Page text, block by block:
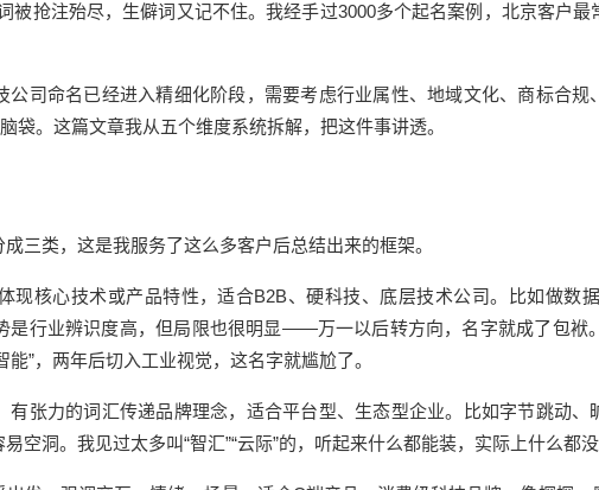
被抢注殆尽，生僻词又记不住。我经手过3000多个起名案例，北京客户最
公司命名已经进入精细化阶段，需要考虑行业属性、地域文化、商标合规
袋。这篇文章我从五个维度系统拆解，把这件事讲透。
三类，这是我服务了这么多客户后总结出来的框架。
现核心技术或产品特性，适合B2B、硬科技、底层技术公司。比如做数
是行业辨识度高，但局限也很明显——万一以后转方向，名字就成了包袱
”，两年后切入工业视觉，这名字就尴尬了。
有张力的词汇传递品牌理念，适合平台型、生态型企业。比如字节跳动、
空洞。我见过太多叫“智汇”“云际”的，听起来什么都能装，实际上什么都没